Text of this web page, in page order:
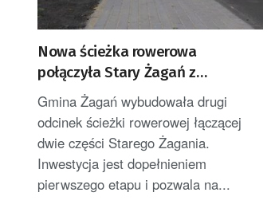
Nowa ścieżka rowerowa
połączyła Stary Żagań z
Żaganówkiem
Gmina Żagań wybudowała drugi
odcinek ścieżki rowerowej łączącej
dwie części Starego Żagania.
Inwestycja jest dopełnieniem
pierwszego etapu i pozwala na...